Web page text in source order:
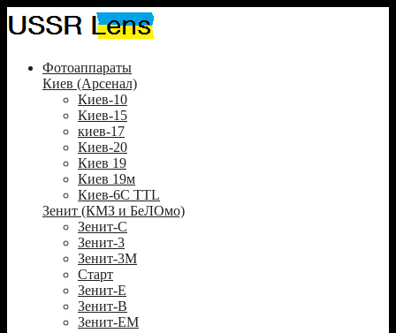
Фотоаппараты
Киев (Арсенал)
Киев-10
Киев-15
киев-17
Киев-20
Киев 19
Киев 19м
Киев-6С TTL
Зенит (КМЗ и БеЛОмо)
Зенит-С
Зенит-3
Зенит-3М
Старт
Зенит-Е
Зенит-В
Зенит-ЕМ